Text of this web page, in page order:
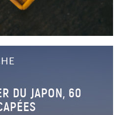
DU JAPON, 60